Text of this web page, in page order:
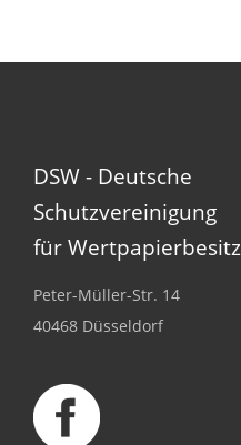
DSW - Deutsche
Schutzvereinigung
für Wertpapierbesitz
Peter-Müller-Str. 14
40468 Düsseldorf